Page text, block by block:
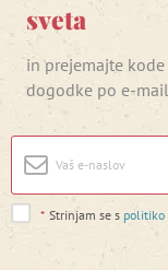
sveta
in prejemajte
dogodke po e-
* Strinjam se s politiko